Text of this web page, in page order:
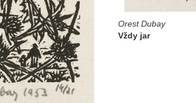
Orest Dubay
Vždy jar